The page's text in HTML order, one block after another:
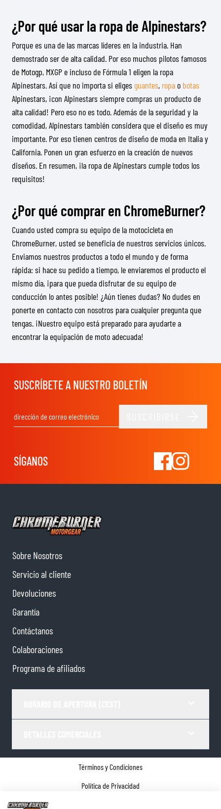
¿Por qué usar la ropa de Alpinestars?
Porque es una de las marcas líderes en la industria. Han
demostrado ser de alta calidad. Por eso muchos pilotos famosos
de Motogp, MXGP e incluso de Fórmula 1 eligen la ropa
Alpinestars. Así que no importa si eliges guantes, ropao botas
Alpinestars, ¡con Alpinestars siempre compras un producto de
alta calidad! Pero eso no es todo. Además de la seguridad y la
comodidad, Alpinestars también considera que el diseño es muy
importante. Por eso tienen centros de diseño de moda en Italia y
California. Ponen un gran esfuerzo en la creación de nuevos
diseños. En resumen, ¡la ropa de Alpinestars cumple todos los
requisitos!
¿Por qué comprar en ChromeBurner?
Cuando usted compra su equipo de la motocicleta en
ChromeBurner, usted se beneficia de nuestros servicios únicos.
Enviamos nuestros productos a todo el mundo y de forma
rápida: si hace su pedido a tiempo, le enviaremos el producto el
mismo día, ¡para que pueda disfrutar de su equipo de
conducción lo antes posible! ¿Aún tienes dudas? No dudes en
ponerte en contacto con nosotros para cualquier pregunta que
tengas. ¡Nuestro equipo está preparado para ayudarte a
encontrar la equipación de moto adecuada!
SUSCRÍBETE A NUESTRO BOLETÍN
SÍGANOS
Sobre Nosotros
Servicio al cliente
Devoluciones
Garantía
Contáctanos
Colaboraciones
Programa de afiliados
Términos y Condiciones
Política de Privacidad